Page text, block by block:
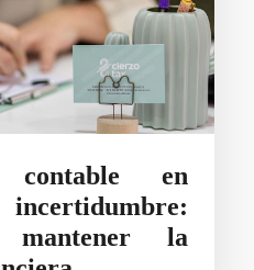
contable en
la